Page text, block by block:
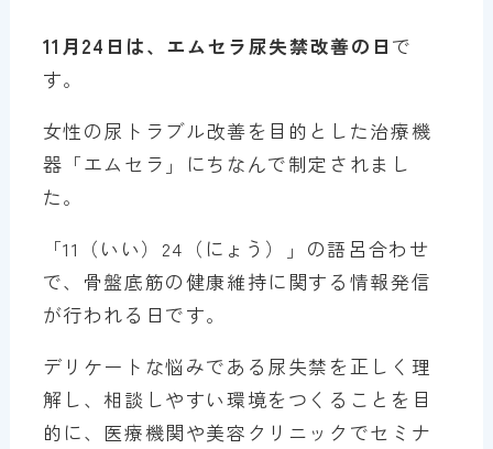
11月24日は、エムセラ尿失禁改善の日 で
す。
女性の尿トラブル改善を目的とした治療機
器「エムセラ」にちなんで制定されまし
た。
「11（いい）24（にょう）」の語呂合わせ
で、骨盤底筋の健康維持に関する情報発信
が行われる日です。
デリケートな悩みである尿失禁を正しく理
解し、相談しやすい環境をつくることを目
的に、医療機関や美容クリニックでセミナ